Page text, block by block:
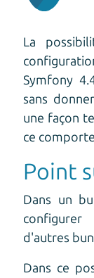
La
Symfony
sans
une façon
ce
Point
Dans un
d'autres
Dans ce